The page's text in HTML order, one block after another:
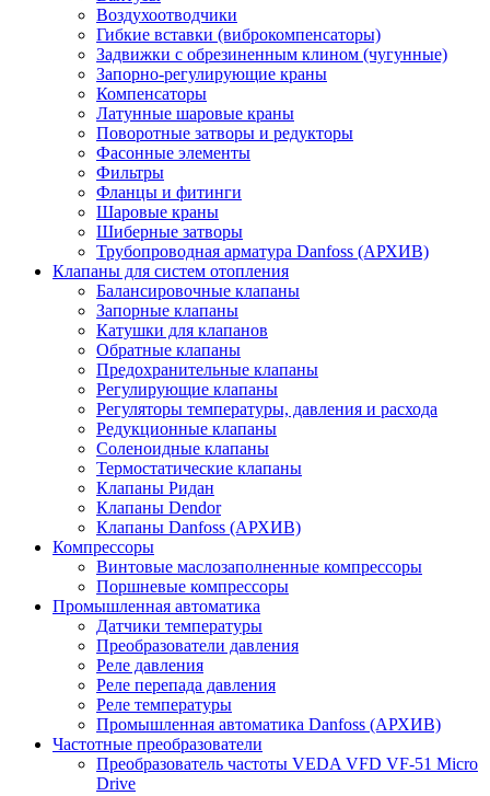
Воздухоотводчики
Гибкие вставки (виброкомпенсаторы)
Задвижки с обрезиненным клином (чугунные)
Запорно-регулирующие краны
Компенсаторы
Латунные шаровые краны
Поворотные затворы и редукторы
Фасонные элементы
Фильтры
Фланцы и фитинги
Шаровые краны
Шиберные затворы
Трубопроводная арматура Danfoss (АРХИВ)
Клапаны для систем отопления
Балансировочные клапаны
Запорные клапаны
Катушки для клапанов
Обратные клапаны
Предохранительные клапаны
Регулирующие клапаны
Регуляторы температуры, давления и расхода
Редукционные клапаны
Соленоидные клапаны
Термостатические клапаны
Клапаны Ридан
Клапаны Dendor
Клапаны Danfoss (АРХИВ)
Компрессоры
Винтовые маслозаполненные компрессоры
Поршневые компрессоры
Промышленная автоматика
Датчики температуры
Преобразователи давления
Реле давления
Реле перепада давления
Реле температуры
Промышленная автоматика Danfoss (АРХИВ)
Частотные преобразователи
Преобразователь частоты VEDA VFD VF-51 Micro
Drive